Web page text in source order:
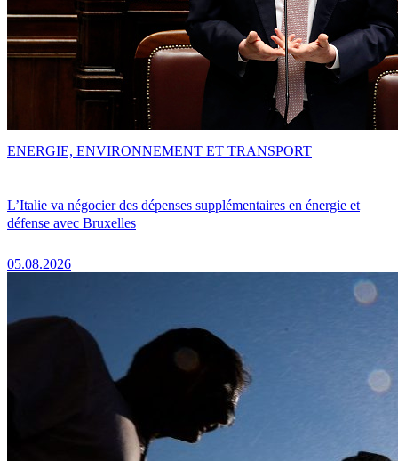
L’Italie va négocier des dépenses supplémentaires en énergie et
défense avec Bruxelles
05.08.2026
ENERGIE, ENVIRONNEMENT ET TRANSPORT